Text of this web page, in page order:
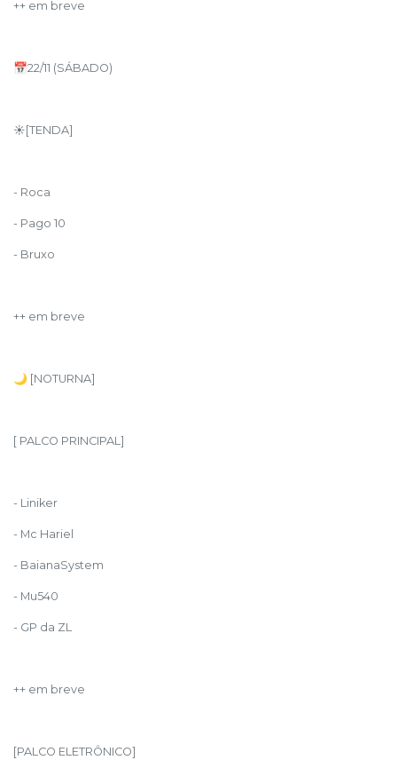
++ em breve
📅22/11 (SÁBADO)
☀️[TENDA]
- Roca
- Pago 10
- Bruxo
++ em breve
🌙 [NOTURNA]
[ PALCO PRINCIPAL]
- Liniker
- Mc Hariel
- BaianaSystem
- Mu540
- GP da ZL
++ em breve
[PALCO ELETRÔNICO]